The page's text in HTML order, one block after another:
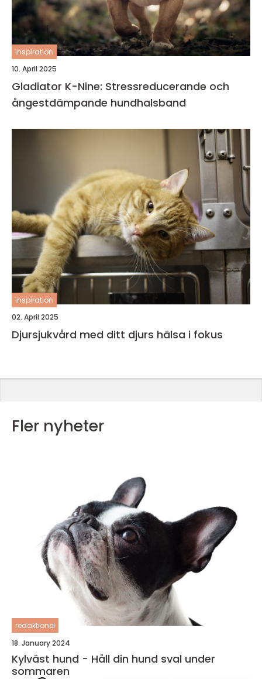
inspiration
10. April 2025
Gladiator K-Nine: Stressreducerande och
ångestdämpande hundhalsband
inspiration
02. April 2025
Djursjukvård med ditt djurs hälsa i fokus
Fler nyheter
redaktionel
18. January 2024
Kylväst hund - Håll din hund sval under
sommaren